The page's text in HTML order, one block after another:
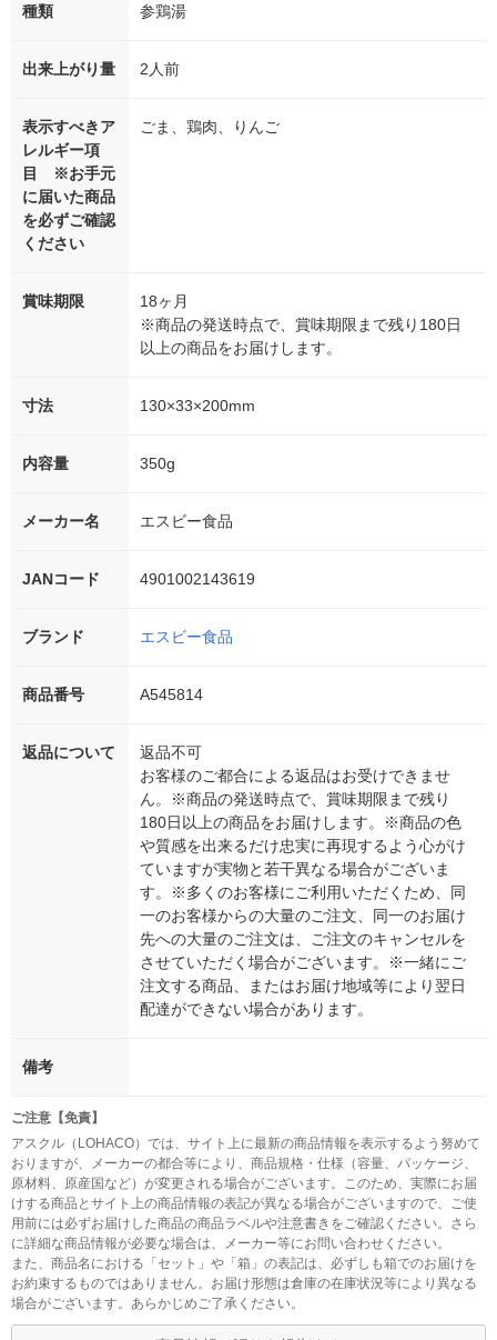
種類 参鶏湯
出来上がり量 2人前
表示すべきア
レルギー項
目 ※お手元
に届いた商品
を必ずご確認
ください
ごま、鶏肉、りんご
賞味期限
18ヶ月
※商品の発送時点で、賞味期限まで残り180日
以上の商品をお届けします。
寸法 130×33×200mm
内容量 350g
メーカー名 エスビー食品
JANコード 4901002143619
ブランド エスビー食品
商品番号 A545814
返品について
返品不可
お客様のご都合による返品はお受けできませ
ん。※商品の発送時点で、賞味期限まで残り
180日以上の商品をお届けします。※商品の色
や質感を出来るだけ忠実に再現するよう心がけ
ていますが実物と若干異なる場合がございま
す。※多くのお客様にご利用いただくため、同
一のお客様からの大量のご注文、同一のお届け
先への大量のご注文は、ご注文のキャンセルを
させていただく場合がございます。※一緒にご
注文する商品、またはお届け地域等により翌日
配達ができない場合があります。
備考
ご注意【免責】
アスクル（LOHACO）では、サイト上に最新の商品情報を表示するよう努めて
おりますが、メーカーの都合等により、商品規格・仕様（容量、パッケージ、
原材料、原産国など）が変更される場合がございます。このため、実際にお届
けする商品とサイト上の商品情報の表記が異なる場合がございますので、ご使
用前には必ずお届けした商品の商品ラベルや注意書きをご確認ください。さら
に詳細な商品情報が必要な場合は、メーカー等にお問い合わせください。
また、商品名における「セット」や「箱」の表記は、必ずしも箱でのお届けを
お約束するものではありません。お届け形態は倉庫の在庫状況等により異なる
場合がございます。あらかじめご了承ください。